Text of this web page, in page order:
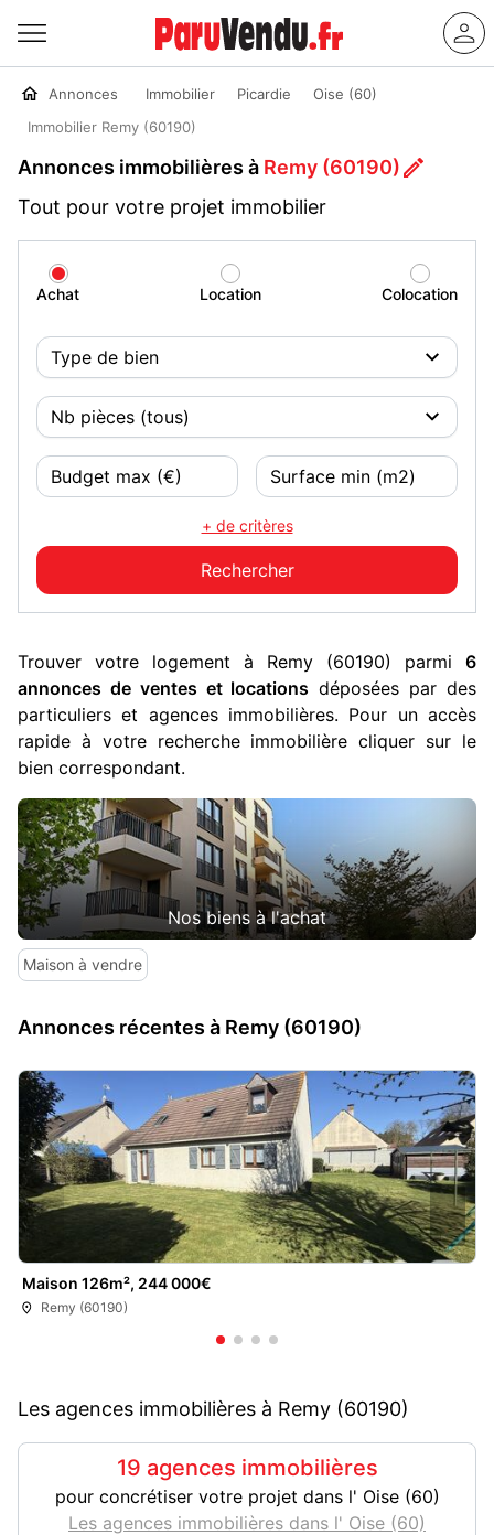
Annonces Immobilier Picardie
Oise (60)
Immobilier Remy (60190)
Annonces immobilières à Remy (60190)
Tout pour votre projet immobilier
Achat Location Colocation
+ de critères
Trouver votre logement à Remy (60190) parmi 6
annonces de ventes et locations déposées par des
particuliers et agences immobilières. Pour un accès
rapide à votre recherche immobilière cliquer sur le
bien correspondant.
Nos biens à l'achat
Maison à vendre
Annonces récentes à Remy (60190)
Maison 126m², 244 000€
Remy (60190)
Les agences immobilières à Remy (60190)
19 agences immobilières
pour concrétiser votre projet dans l' Oise (60)
Les agences immobilières dans l' Oise (60)